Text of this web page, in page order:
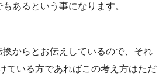
あるという事になります。
からとお伝えしているので、それ
ている方であればこの考え方はただ